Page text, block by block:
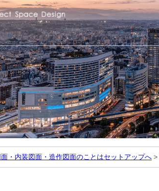
・内装図面・造作図面のことはセットアップへ >